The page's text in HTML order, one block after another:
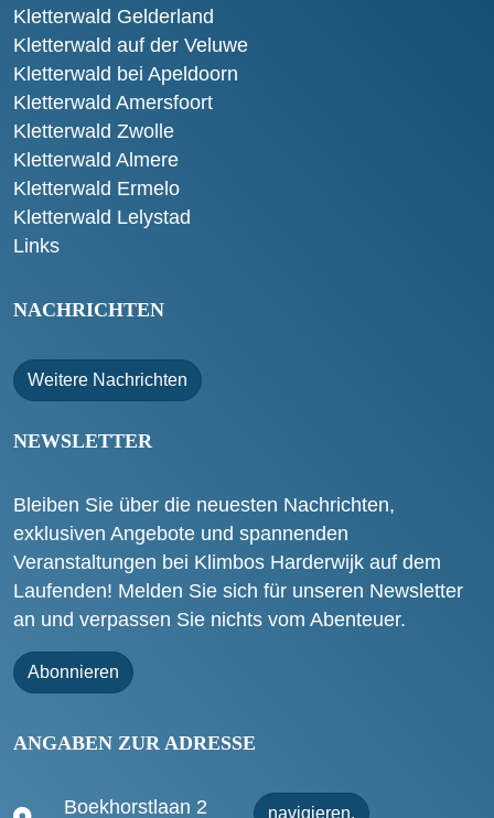
Kletterwald Gelderland
Kletterwald auf der Veluwe
Kletterwald bei Apeldoorn
Kletterwald Amersfoort
Kletterwald Zwolle
Kletterwald Almere
Kletterwald Ermelo
Kletterwald Lelystad
Links
NACHRICHTEN
Weitere Nachrichten
NEWSLETTER
Bleiben Sie über die neuesten Nachrichten,
exklusiven Angebote und spannenden
Veranstaltungen bei Klimbos Harderwijk auf dem
Laufenden! Melden Sie sich für unseren Newsletter
an und verpassen Sie nichts vom Abenteuer.
Abonnieren
ANGABEN ZUR ADRESSE
Boekhorstlaan 2 navigieren.